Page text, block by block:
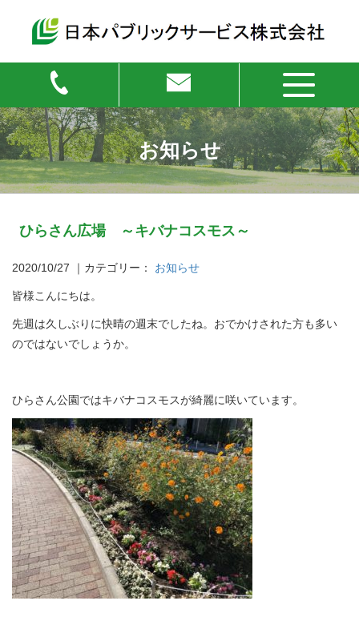
お知らせ
ひらさん広場 ～キバナコスモス～
2020/10/27 ｜カテゴリー： お知らせ
皆様こんにちは。
先週は久しぶりに快晴の週末でしたね。おでかけされた方も多い
のではないでしょうか。
ひらさん公園ではキバナコスモスが綺麗に咲いています。